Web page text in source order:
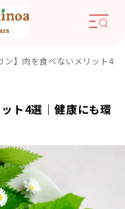
ン】肉を食べないメリット4
ト4選｜健康にも環